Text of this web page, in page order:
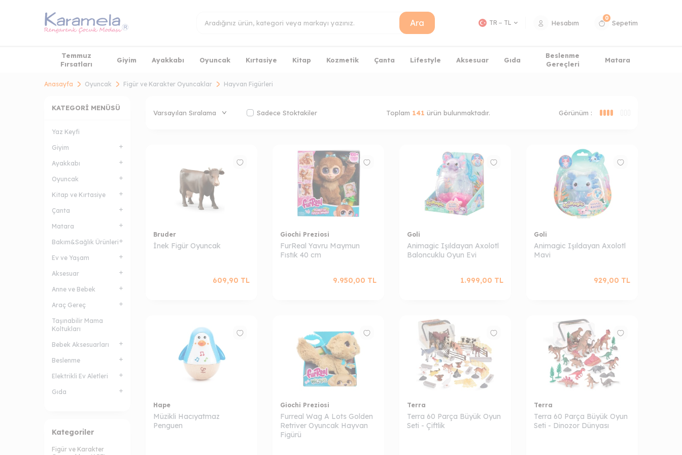
Ara TR − TL Hesabım
0
Sepetim
Temmuz
Fırsatları
Giyim Ayakkabı Oyuncak Kırtasiye Kitap Kozmetik Çanta Lifestyle Aksesuar Gıda
Beslenme
Gereçleri
Matara
Anasayfa Oyuncak Figür ve Karakter Oyuncaklar Hayvan Figürleri
KATEGORI MENÜSÜ
Yaz Keyfi
Giyim
Ayakkabı
Oyuncak
Kitap ve Kırtasiye
Çanta
Matara
Bakım&Sağlık Ürünleri
Ev ve Yaşam
Aksesuar
Anne ve Bebek
Araç Gereç
Taşınabilir Mama
Koltukları
Bebek Aksesuarları
Beslenme
Elektrikli Ev Aletleri
Gıda
Kategoriler
Figür ve Karakter
Sadece Stoktakiler Toplam 141 ürün bulunmaktadır. Görünüm :
Bruder
İnek Figür Oyuncak
609,90 TL
Giochi Preziosi
FurReal Yavru Maymun
Fıstık 40 cm
9.950,00 TL
Goli
Animagic Işıldayan Axolotl
Baloncuklu Oyun Evi
1.999,00 TL
Goli
Animagic Işıldayan Axolotl
Mavi
929,00 TL
Hape
Müzikli Hacıyatmaz
Penguen
Giochi Preziosi
Furreal Wag A Lots Golden
Retriver Oyuncak Hayvan
Figürü
Terra
Terra 60 Parça Büyük Oyun
Seti - Çiftlik
Terra
Terra 60 Parça Büyük Oyun
Seti - Dinozor Dünyası